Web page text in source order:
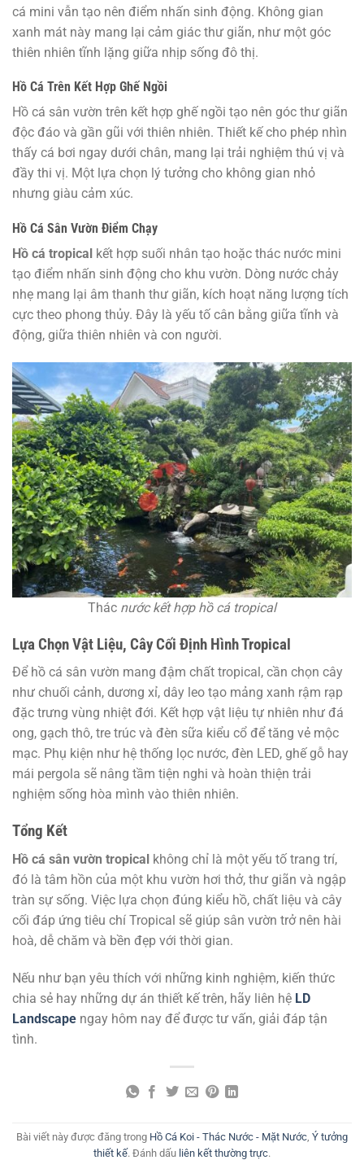
cá mini vẫn tạo nên điểm nhấn sinh động. Không gian
xanh mát này mang lại cảm giác thư giãn, như một góc
thiên nhiên tĩnh lặng giữa nhịp sống đô thị.
Hồ Cá Trên Kết Hợp Ghế Ngồi
Hồ cá sân vườn trên kết hợp ghế ngồi tạo nên góc thư giãn
độc đáo và gần gũi với thiên nhiên. Thiết kế cho phép nhìn
thấy cá bơi ngay dưới chân, mang lại trải nghiệm thú vị và
đầy thi vị. Một lựa chọn lý tưởng cho không gian nhỏ
nhưng giàu cảm xúc.
Hồ Cá Sân Vườn Điểm Chạy
Hồ cá tropical kết hợp suối nhân tạo hoặc thác nước mini
tạo điểm nhấn sinh động cho khu vườn. Dòng nước chảy
nhẹ mang lại âm thanh thư giãn, kích hoạt năng lượng tích
cực theo phong thủy. Đây là yếu tố cân bằng giữa tĩnh và
động, giữa thiên nhiên và con người.
Thác nước kết hợp hồ cá tropical
Lựa Chọn Vật Liệu, Cây Cối Định Hình Tropical
Để hồ cá sân vườn mang đậm chất tropical, cần chọn cây
như chuối cảnh, dương xỉ, dây leo tạo mảng xanh rậm rạp
đặc trưng vùng nhiệt đới. Kết hợp vật liệu tự nhiên như đá
ong, gạch thô, tre trúc và đèn sữa kiểu cổ để tăng vẻ mộc
mạc. Phụ kiện như hệ thống lọc nước, đèn LED, ghế gỗ hay
mái pergola sẽ nâng tầm tiện nghi và hoàn thiện trải
nghiệm sống hòa mình vào thiên nhiên.
Tổng Kết
Hồ cá sân vườn tropical không chỉ là một yếu tố trang trí,
đó là tâm hồn của một khu vườn hơi thở, thư giãn và ngập
tràn sự sống. Việc lựa chọn đúng kiểu hồ, chất liệu và cây
cối đáp ứng tiêu chí Tropical sẽ giúp sân vườn trở nên hài
hoà, dễ chăm và bền đẹp với thời gian.
Nếu như bạn yêu thích với những kinh nghiệm, kiến thức
chia sẻ hay những dự án thiết kế trên, hãy liên hệ LD
Landscape ngay hôm nay để được tư vấn, giải đáp tận
tình.
Bài viết này được đăng trong Hồ Cá Koi - Thác Nước - Mặt Nước Ý tưởng
thiết kế. Đánh dấu liên kết thường trực.